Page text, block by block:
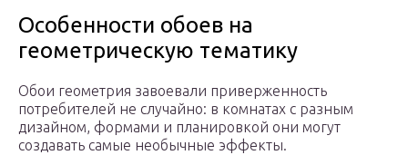
Особенности обоев на
геометрическую тематику
Обои геометрия завоевали приверженность
потребителей не случайно: в комнатах с разным
дизайном, формами и планировкой они могут
создавать самые необычные эффекты.